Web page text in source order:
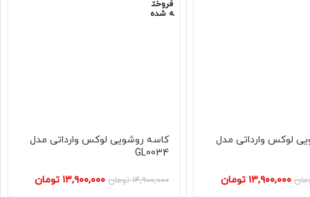
لوکس وارداتی مدل
۱۳,۹۰۰,۰۰۰ تومان
فروخت
ه شده
کاسه روشویی لوکس وارداتی مدل
GL0034
۱۴,۹۰۰,۰۰۰ تومان ۱۳,۹۰۰,۰۰۰ تومان